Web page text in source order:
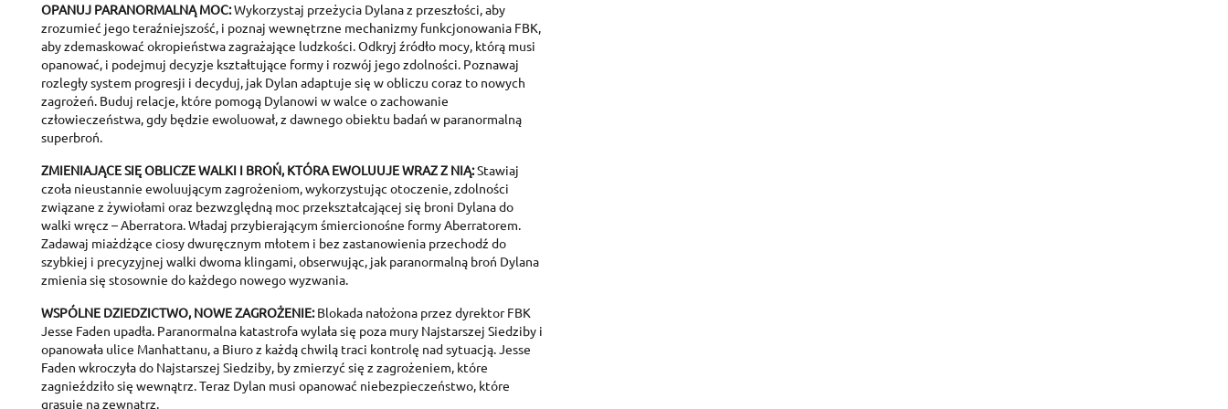
Add to wishlist
add_circle_outline Create new list
Create wishlist
Wishlist name
Sign in
You need to be logged in to save products in your wishlist.
OPANUJ PARANORMALNĄ MOC:Wykorzystaj przeżycia Dylana z przeszłości, aby
zrozumieć jego teraźniejszość, i poznaj wewnętrzne mechanizmy funkcjonowania FBK,
aby zdemaskować okropieństwa zagrażające ludzkości. Odkryj źródło mocy, którą musi
opanować, i podejmuj decyzje kształtujące formy i rozwój jego zdolności. Poznawaj
rozległy system progresji i decyduj, jak Dylan adaptuje się w obliczu coraz to nowych
zagrożeń. Buduj relacje, które pomogą Dylanowi w walce o zachowanie
człowieczeństwa, gdy będzie ewoluował, z dawnego obiektu badań w paranormalną
superbroń.
ZMIENIAJĄCE SIĘ OBLICZE WALKI I BROŃ, KTÓRA EWOLUUJE WRAZ Z NIĄ:Stawiaj
czoła nieustannie ewoluującym zagrożeniom, wykorzystując otoczenie, zdolności
związane z żywiołami oraz bezwzględną moc przekształcającej się broni Dylana do
walki wręcz – Aberratora. Władaj przybierającym śmiercionośne formy Aberratorem.
Zadawaj miażdżące ciosy dwuręcznym młotem i bez zastanowienia przechodź do
szybkiej i precyzyjnej walki dwoma klingami, obserwując, jak paranormalną broń Dylana
zmienia się stosownie do każdego nowego wyzwania.
WSPÓLNE DZIEDZICTWO, NOWE ZAGROŻENIE:Blokada nałożona przez dyrektor FBK
Jesse Faden upadła. Paranormalna katastrofa wylała się poza mury Najstarszej Siedziby i
opanowała ulice Manhattanu, a Biuro z każdą chwilą traci kontrolę nad sytuacją. Jesse
Faden wkroczyła do Najstarszej Siedziby, by zmierzyć się z zagrożeniem, które
zagnieździło się wewnątrz. Teraz Dylan musi opanować niebezpieczeństwo, które
grasuje na zewnątrz.